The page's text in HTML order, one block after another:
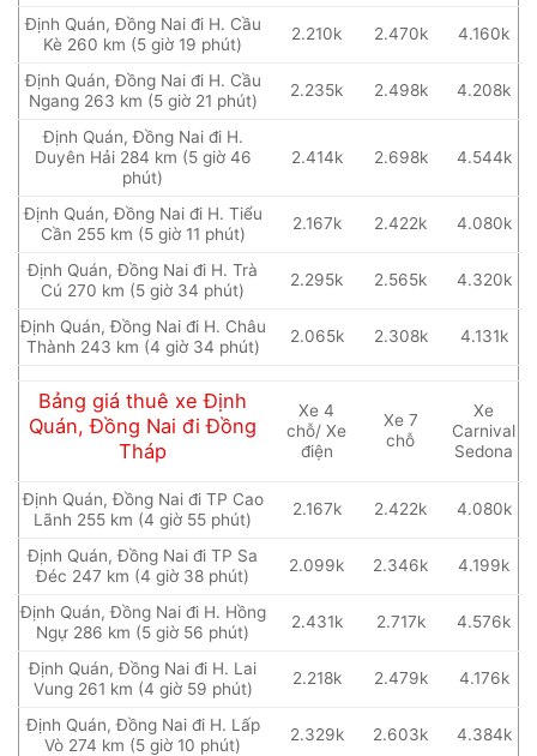
Định Quán, Đồng Nai đi H. Cầu
Kè 260 km (5 giờ 19 phút)
2.210k 2.470k 4.160k
Định Quán, Đồng Nai đi H. Cầu
Ngang 263 km (5 giờ 21 phút)
2.235k 2.498k 4.208k
Định Quán, Đồng Nai đi H.
Duyên Hải 284 km (5 giờ 46
phút)
2.414k 2.698k 4.544k
Định Quán, Đồng Nai đi H. Tiểu
Cần 255 km (5 giờ 11 phút)
2.167k 2.422k 4.080k
Định Quán, Đồng Nai đi H. Trà
Cú 270 km (5 giờ 34 phút)
2.295k 2.565k 4.320k
Định Quán, Đồng Nai đi H. Châu
Thành 243 km (4 giờ 34 phút)
2.065k 2.308k 4.131k
Bảng giá thuê xe Định
Quán, Đồng Nai đi Đồng
Tháp
Xe 4
chỗ/ Xe
điện
Xe 7
chỗ
Xe
Carnival
Sedona
Định Quán, Đồng Nai đi TP Cao
Lãnh 255 km (4 giờ 55 phút)
2.167k 2.422k 4.080k
Định Quán, Đồng Nai đi TP Sa
Đéc 247 km (4 giờ 38 phút)
2.099k 2.346k 4.199k
Định Quán, Đồng Nai đi H. Hồng
Ngự 286 km (5 giờ 56 phút)
2.431k 2.717k 4.576k
Định Quán, Đồng Nai đi H. Lai
Vung 261 km (4 giờ 59 phút)
2.218k 2.479k 4.176k
Định Quán, Đồng Nai đi H. Lấp
Vò 274 km (5 giờ 10 phút)
2.329k 2.603k 4.384k